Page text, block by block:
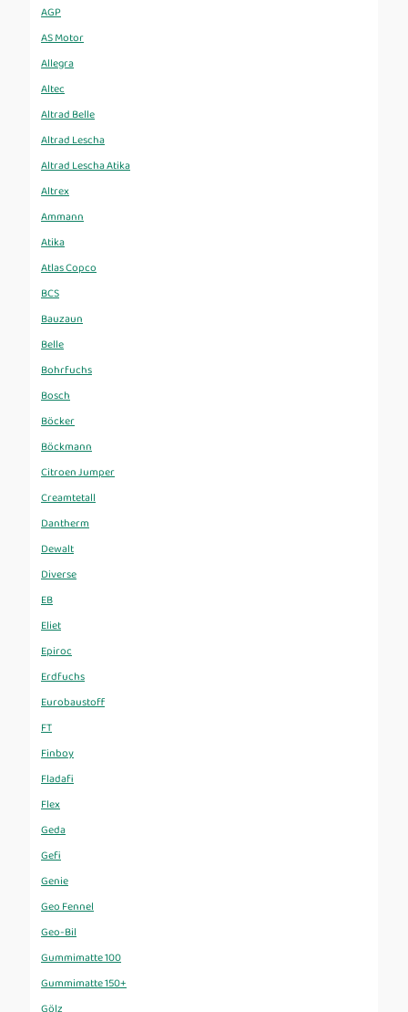
AGP
AS Motor
Allegra
Altec
Altrad Belle
Altrad Lescha
Altrad Lescha Atika
Altrex
Ammann
Atika
Atlas Copco
BCS
Bauzaun
Belle
Bohrfuchs
Bosch
Böcker
Böckmann
Citroen Jumper
Creamtetall
Dantherm
Dewalt
Diverse
EB
Eliet
Epiroc
Erdfuchs
Eurobaustoff
FT
Finboy
Fladafi
Flex
Geda
Gefi
Genie
Geo Fennel
Geo-Bil
Gummimatte 100
Gummimatte 150+